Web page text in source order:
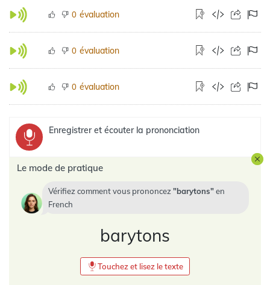
0 évaluation
0 évaluation
0 évaluation
Enregistrer et écouter la prononciation
Le mode de pratique
Vérifiez comment vous prononcez barytons
en
French
barytons
Touchez et lisez le texte